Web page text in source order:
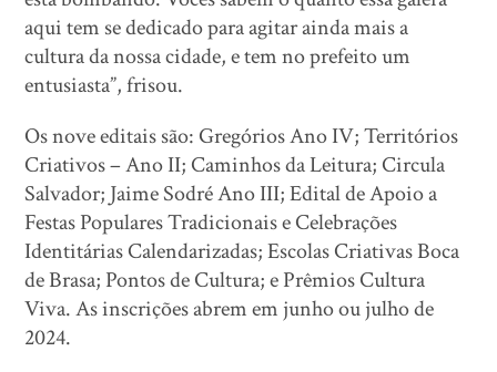
aqui tem se dedicado para agitar ainda mais a
cultura da nossa cidade, e tem no prefeito um
entusiasta”, frisou.
Os nove editais são: Gregórios Ano IV; Territórios
Criativos – Ano II; Caminhos da Leitura; Circula
Salvador; Jaime Sodré Ano III; Edital de Apoio a
Festas Populares Tradicionais e Celebrações
Identitárias Calendarizadas; Escolas Criativas Boca
de Brasa; Pontos de Cultura; e Prêmios Cultura
Viva. As inscrições abrem em junho ou julho de
2024.